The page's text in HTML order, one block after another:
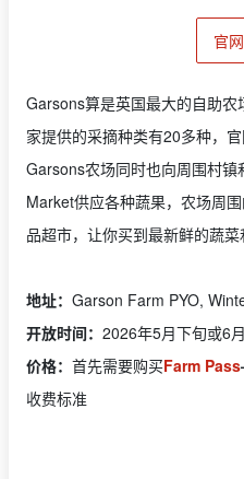
官
Garsons算是英国最大的自助
家提供的采摘种类有20多种，
Garsons农场同时也向周围村镇
Market供应各种蔬果，农场周
品超市，让你买到最新鲜的蔬菜
地址： Garson Farm PYO,
开放时间： 2026年5月下旬或6
价格： 首先需要购买Farm Pass
收费标准